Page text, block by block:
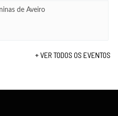
de Aveiro
+ VER TODOS OS EVENTOS